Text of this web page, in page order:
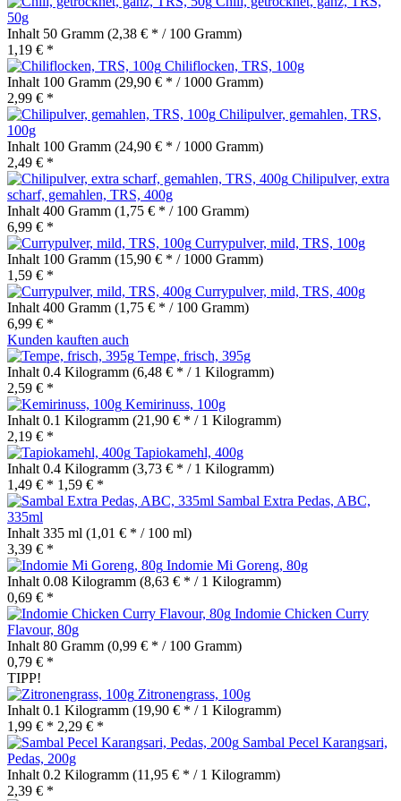
50g
Inhalt 50 Gramm (2,38 € * / 100 Gramm)
1,19 € *
Chiliflocken, TRS, 100g
Inhalt 100 Gramm (29,90 € * / 1000 Gramm)
2,99 € *
Chilipulver, gemahlen, TRS,
100g
Inhalt 100 Gramm (24,90 € * / 1000 Gramm)
2,49 € *
Chilipulver, extra
scharf, gemahlen, TRS, 400g
Inhalt 400 Gramm (1,75 € * / 100 Gramm)
6,99 € *
Currypulver, mild, TRS, 100g
Inhalt 100 Gramm (15,90 € * / 1000 Gramm)
1,59 € *
Currypulver, mild, TRS, 400g
Inhalt 400 Gramm (1,75 € * / 100 Gramm)
6,99 € *
Kunden kauften auch
Tempe, frisch, 395g
Inhalt 0.4 Kilogramm (6,48 € * / 1 Kilogramm)
2,59 € *
Kemirinuss, 100g
Inhalt 0.1 Kilogramm (21,90 € * / 1 Kilogramm)
2,19 € *
Tapiokamehl, 400g
Inhalt 0.4 Kilogramm (3,73 € * / 1 Kilogramm)
1,49 € * 1,59 € *
Sambal Extra Pedas, ABC,
335ml
Inhalt 335 ml (1,01 € * / 100 ml)
3,39 € *
Indomie Mi Goreng, 80g
Inhalt 0.08 Kilogramm (8,63 € * / 1 Kilogramm)
0,69 € *
Indomie Chicken Curry
Flavour, 80g
Inhalt 80 Gramm (0,99 € * / 100 Gramm)
0,79 € *
TIPP!
Zitronengrass, 100g
Inhalt 0.1 Kilogramm (19,90 € * / 1 Kilogramm)
1,99 € * 2,29 € *
Sambal Pecel Karangsari,
Pedas, 200g
Inhalt 0.2 Kilogramm (11,95 € * / 1 Kilogramm)
2,39 € *